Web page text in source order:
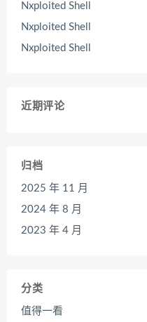
Nxploited Shell
Nxploited Shell
Nxploited Shell
近期评论
归档
2025 年 11 月
2024 年 8 月
2023 年 4 月
分类
值得一看